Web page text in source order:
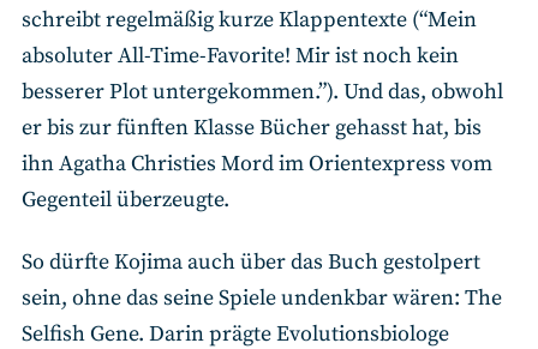
schreibt regelmäßig kurze Klappentexte (“Mein
absoluter All-Time-Favorite! Mir ist noch kein
besserer Plot untergekommen.”). Und das, obwohl
er bis zur fünften Klasse Bücher gehasst hat, bis
ihn Agatha Christies Mord im Orientexpress vom
Gegenteil überzeugte.
So dürfte Kojima auch über das Buch gestolpert
sein, ohne das seine Spiele undenkbar wären: The
Selfish Gene. Darin prägte Evolutionsbiologe